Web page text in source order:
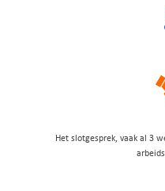
Het slotgesprek, vaak al 3